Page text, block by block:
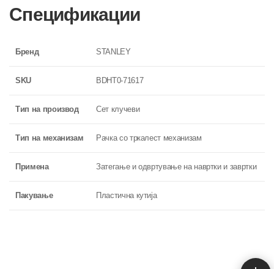
Спецификации
Бренд STANLEY
SKU BDHT0-71617
Тип на производ Сет клучеви
Тип на механизам Рачка со тркалест механизам
Примена Затегање и одвртување на навртки и завртки
Пакување Пластична кутија